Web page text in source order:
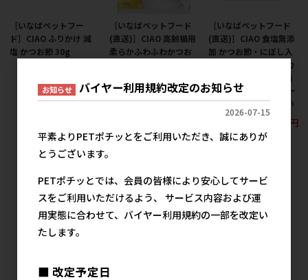
［いなばペットフー
ド］CIAO ふりかけ 減
塩 かつお節 30g
［いなばペットフード
(直送)］CIAO 高齢猫用
柔らかふわふわかつお
位・最低発注数量(混載
50ケース以上)にご注意
参考上代 557円
［いなばペットフード
(直送)］CIAO 食塩無添
加 かつお節・にぼし入
り 50g CS-17 ※メーカ
ー直送 ※発注単位・最
低発注数量(混載50ケー
ス以上)にご注意下さい
557円
お知らせ バイヤー利用規約改定のお知らせ
2026-07-15
平素よりPETポチッとをご利用いただき、誠にありが
とうございます。
PETポチッとでは、会員の皆様により安心してサービ
スをご利用いただけるよう、 サービス内容および運
用実態に合わせて、バイヤー利用規約の一部を改定い
たします。
■ 改定予定日